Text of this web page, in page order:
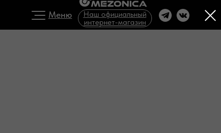
Меню
Наш официальный
интернет-магазин